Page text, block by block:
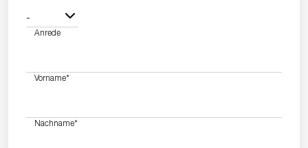
-
Anrede
Vorname*
Nachname*